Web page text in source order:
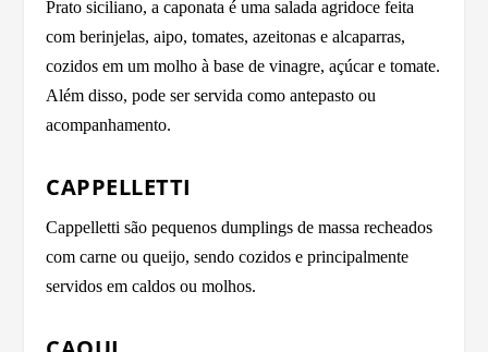
Prato siciliano, a caponata é uma salada agridoce feita
com berinjelas, aipo, tomates, azeitonas e alcaparras,
cozidos em um molho à base de vinagre, açúcar e tomate.
Além disso, pode ser servida como antepasto ou
acompanhamento.
CAPPELLETTI
Cappelletti são pequenos dumplings de massa recheados
com carne ou queijo, sendo cozidos e principalmente
servidos em caldos ou molhos.